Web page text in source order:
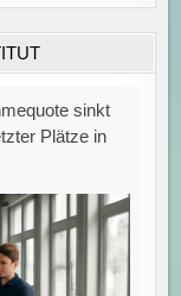
sinkt
Plätze in